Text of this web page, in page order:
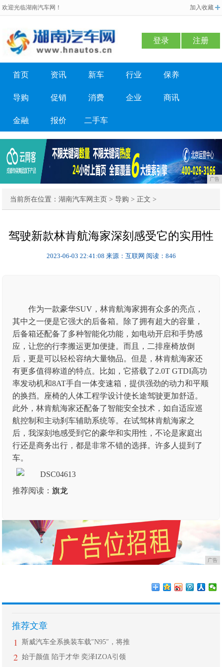
欢迎光临湖南汽车网！ 加入收藏
登录 注册
首页 资讯 新车 行业 保养
导购 促销 消费 企业 商讯
金融 报价 二手车
广告
当前所在位置：湖南汽车网主页 >导购 > 正文 >
驾驶新款林肯航海家深刻感受它的实用性
2023-06-03 22:41:08 来源：互联网 阅读：846
作为一款豪华SUV，林肯航海家拥有众多的亮点，
其中之一便是它强大的后备箱。除了拥有超大的容量，
后备箱还配备了多种智能化功能，如电动开启和手势感
应，让您的行李搬运更加便捷。而且，二排座椅放倒
后，更是可以轻松容纳大量物品。但是，林肯航海家还
有更多值得称道的特点。比如，它搭载了2.0T GTDI高功
率发动机和8AT手自一体变速箱，提供强劲的动力和平顺
的换挡。座椅的人体工程学设计使长途驾驶更加舒适。
此外，林肯航海家还配备了智能安全技术，如自适应巡
航控制和主动刹车辅助系统等。在试驾林肯航海家之
后，我深刻地感受到它的豪华和实用性，不论是家庭出
行还是商务出行，都是非常不错的选择。许多人提到了
车。
推荐阅读：旗龙
广告
推荐文章
1 斯威汽车全系换装车载″N95″，将推
2 始于颜值 陷于才华 奕泽IZOA引领